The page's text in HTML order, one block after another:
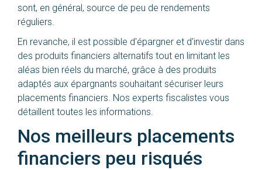
sont, en général, source de peu de rendements
réguliers.
En revanche, il est possible d'épargner et d'investir dans
des produits financiers alternatifs tout en limitant les
aléas bien réels du marché, grâce à des produits
adaptés aux épargnants souhaitant sécuriser leurs
placements financiers. Nos experts fiscalistes vous
détaillent toutes les informations.
Nos meilleurs placements
financiers peu risqués